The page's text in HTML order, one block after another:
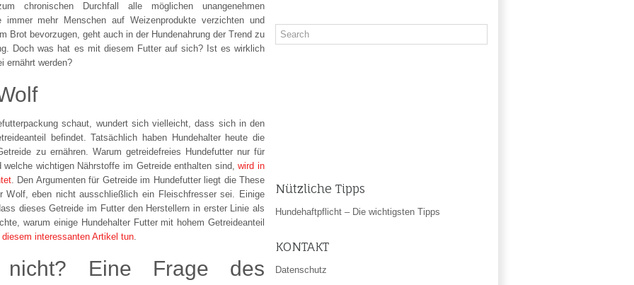
chronischen Durchfall alle möglichen unangenehmen
immer mehr Menschen auf Weizenprodukte verzichten und
Brot bevorzugen, geht auch in der Hundenahrung der Trend zu
Doch was hat es mit diesem Futter auf sich? Ist es wirklich
ernährt werden?
schaut, wundert sich vielleicht, dass sich in den
befindet. Tatsächlich haben Hundehalter heute die
zu ernähren. Warum getreidefreies Hundefutter nur für
wichtigen Nährstoffe im Getreide enthalten sind,wird in
. Den Argumenten für Getreide im Hundefutter liegt die These
Wolf, eben nicht ausschließlich ein Fleischfresser sei. Einige
dieses Getreide im Futter den Herstellern in erster Linie als
warum einige Hundehalter Futter mit hohem Getreideanteil
diesem interessanten Artikel tun.
nicht? Eine Frage des
Nützliche Tipps
Hundehaftpflicht – Die wichtigsten Tipps
KONTAKT
Datenschutz